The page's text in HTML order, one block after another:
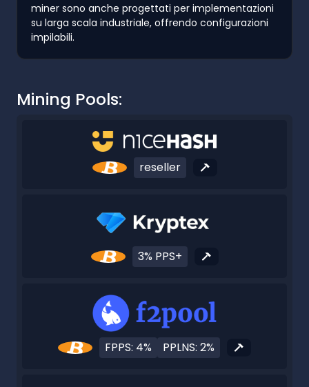
miner sono anche progettati per implementazioni
su larga scala industriale, offrendo configurazioni
impilabili.
Mining Pools:
reseller
3% PPS+
FPPS: 4% PPLNS: 2%